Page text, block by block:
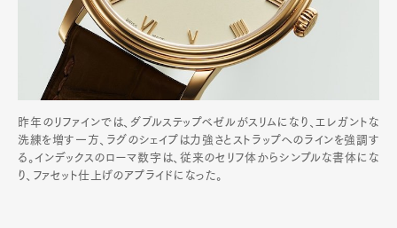
昨年のリファインでは、ダブルステップベゼルがスリムになり、エレガントな
洗練を増す一方、ラグのシェイプは力強さとストラップへのラインを強調す
る。インデックスのローマ数字は、従来のセリフ体からシンプルな書体にな
り、ファセット仕上げのアプライドになった。